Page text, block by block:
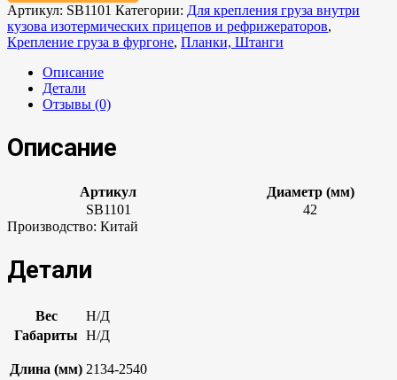
Артикул: SB1101 Категории: Для крепления груза внутри
кузова изотермических прицепов и рефрижераторов,
Крепление груза в фургоне, Планки, Штанги
Описание
Детали
Отзывы (0)
Описание
Артикул
Диаметр (мм)
SB1101
42
Производство: Китай
Детали
Вес
Н/Д
Габариты Н/Д
Длина (мм) 2134-2540